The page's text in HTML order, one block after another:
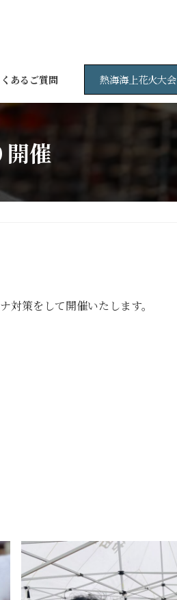
あるご質問 熱海海上花火大会
催
対策をして開催いたします。